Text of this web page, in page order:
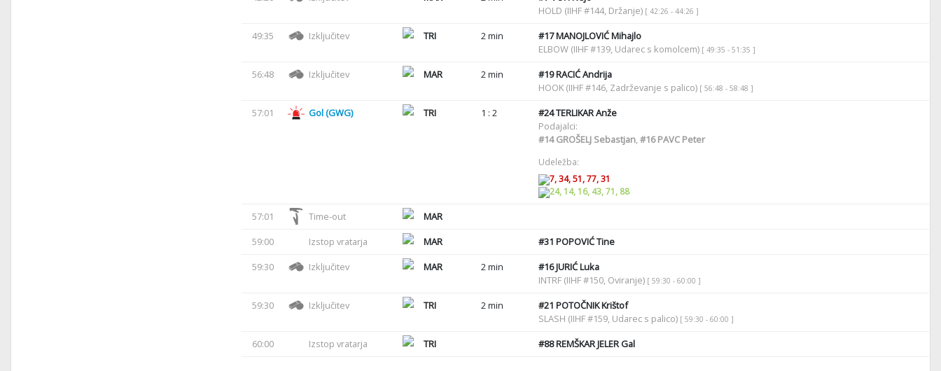
HOLD (IIHF #144, Držanje) [ 42:26 - 44:26 ]
49:35 Izključitev TRI 2 min #17MANOJLOVIĆ Mihajlo
ELBOW (IIHF #139, Udarec s komolcem) [ 49:35 - 51:35 ]
56:48 Izključitev MAR 2 min #19RACIĆ Andrija
HOOK (IIHF #146, Zadrževanje s palico) [ 56:48 - 58:48 ]
57:01 Gol (GWG) TRI 1 : 2 #24TERLIKAR Anže
Podajalci:
#14GROŠELJ Sebastjan,#16PAVC Peter
Udeležba:
7, 34, 51, 77, 31
24, 14, 16, 43, 71, 88
57:01 Time-out
MAR
59:00
Izstop vratarja MAR #31 POPOVIĆ Tine
59:30
Izključitev MAR 2 min #16JURIĆ Luka
INTRF (IIHF #150, Oviranje) [ 59:30 - 60:00 ]
59:30 Izključitev TRI 2 min #21 POTOČNIK Krištof
SLASH (IIHF #159, Udarec s palico) [ 59:30 - 60:00 ]
60:00 Izstop vratarja TRI #88REMŠKAR JELER Gal